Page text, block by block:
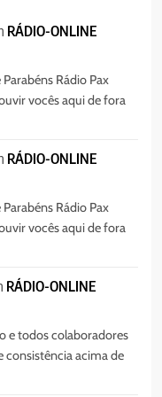
na
eclesial sem
é uma simples
– defende o
INHAMÍZUA:
DOS
FOI ACEITE, MAS
PELO
EDIÇÃO 28 DE
RÁDIO-ONLINE
Rádio Pax
vocês aqui de fora
RÁDIO-ONLINE
Rádio Pax
vocês aqui de fora
RÁDIO-ONLINE
e todos colaboradores
consistência acima de